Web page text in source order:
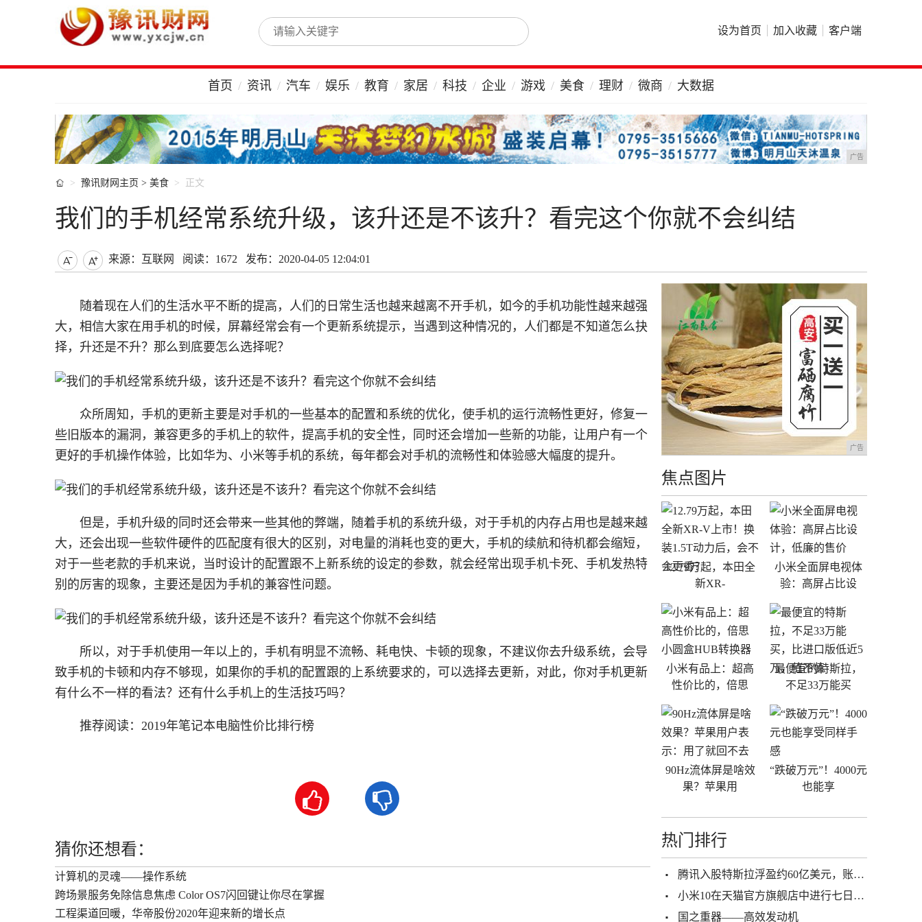
设为首页 加入收藏 客户端
首页 资讯 汽车 娱乐 教育 家居 科技 企业 游戏 美食 理财 微商 大数据
广告
 豫讯财网主页 > 美食 正文
我们的手机经常系统升级，该升还是不该升？看完这个你就不会纠结
  来源：互联网 阅读：1672 发布：2020-04-05 12:04:01
随着现在人们的生活水平不断的提高，人们的日常生活也越来越离不开手机，如今的手机功能性越来越强
大，相信大家在用手机的时候，屏幕经常会有一个更新系统提示，当遇到这种情况的，人们都是不知道怎么抉
择，升还是不升？那么到底要怎么选择呢？
众所周知，手机的更新主要是对手机的一些基本的配置和系统的优化，使手机的运行流畅性更好，修复一
些旧版本的漏洞，兼容更多的手机上的软件，提高手机的安全性，同时还会增加一些新的功能，让用户有一个
更好的手机操作体验，比如华为、小米等手机的系统，每年都会对手机的流畅性和体验感大幅度的提升。
但是，手机升级的同时还会带来一些其他的弊端，随着手机的系统升级，对于手机的内存占用也是越来越
大，还会出现一些软件硬件的匹配度有很大的区别，对电量的消耗也变的更大，手机的续航和待机都会缩短，
对于一些老款的手机来说，当时设计的配置跟不上新系统的设定的参数，就会经常出现手机卡死、手机发热特
别的厉害的现象，主要还是因为手机的兼容性问题。
所以，对于手机使用一年以上的，手机有明显不流畅、耗电快、卡顿的现象，不建议你去升级系统，会导
致手机的卡顿和内存不够现，如果你的手机的配置跟的上系统要求的，可以选择去更新，对此，你对手机更新
有什么不一样的看法？还有什么手机上的生活技巧吗？
推荐阅读： 2019年笔记本电脑性价比排行榜
 
猜你还想看：
计算机的灵魂——操作系统
跨场景服务免除信息焦虑 Color OS7闪回键让你尽在掌握
工程渠道回暖，华帝股份2020年迎来新的增长点
广告
焦点图片
12.79万起，本田全
新XR-
小米全面屏电视体
验：高屏占比设
小米有品上：超高
性价比的，倍思
最便宜的特斯拉，
不足33万能买
90Hz流体屏是啥效
果？苹果用
“跌破万元”！4000元
也能享
热门排行
腾讯入股特斯拉浮盈约60亿美元，账面回报率超三倍
小米10在天猫官方旗舰店中进行七日连播，直播总观看人数突破420
国之重器——高效发动机